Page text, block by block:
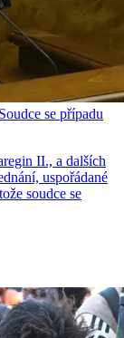
se případu
II., a dalších
uspořádané
soudce se